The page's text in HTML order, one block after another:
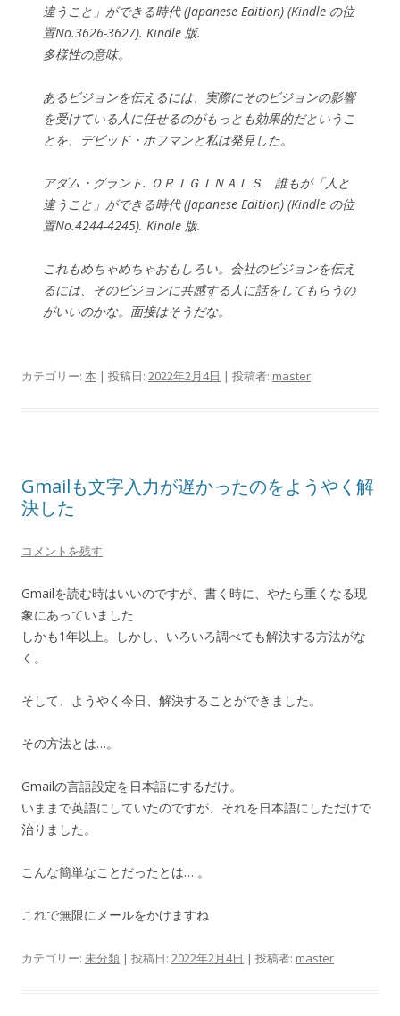
違うこと」ができる時代 (Japanese Edition) (Kindle の位
置No.3626-3627). Kindle 版.
多様性の意味。
あるビジョンを伝えるには、実際にそのビジョンの影響
を受けている人に任せるのがもっとも効果的だというこ
とを、デビッド・ホフマンと私は発見した。
アダム・グラント. ＯＲＩＧＩＮＡＬＳ 誰もが「人と
違うこと」ができる時代 (Japanese Edition) (Kindle の位
置No.4244-4245). Kindle 版.
これもめちゃめちゃおもしろい。会社のビジョンを伝え
るには、そのビジョンに共感する人に話をしてもらうの
がいいのかな。面接はそうだな。
カテゴリー: 本 | 投稿日: 2022年2月4日 | 投稿者: master
Gmailも文字入力が遅かったのをようやく解
決した
コメントを残す
Gmailを読む時はいいのですが、書く時に、やたら重くなる現
象にあっていました
しかも1年以上。しかし、いろいろ調べても解決する方法がな
く。
そして、ようやく今日、解決することができました。
その方法とは…。
Gmailの言語設定を日本語にするだけ。
いままで英語にしていたのですが、それを日本語にしただけで
治りました。
こんな簡単なことだったとは… 。
これで無限にメールをかけますね
カテゴリー: 未分類 | 投稿日: 2022年2月4日 | 投稿者: master